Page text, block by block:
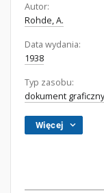
Autor:
Rohde, A.
Data wydania:
1938
Typ zasobu:
dokument graficzny
Więcej